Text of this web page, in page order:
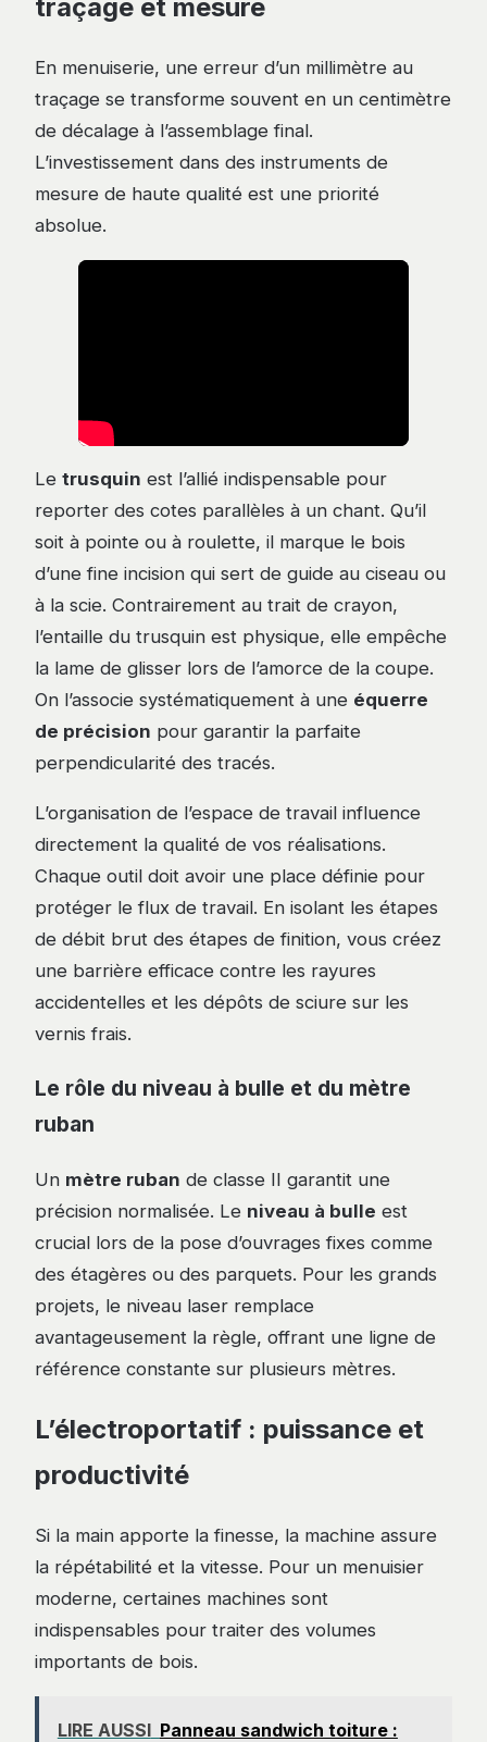
traçage et mesure
En menuiserie, une erreur d’un millimètre au
traçage se transforme souvent en un centimètre
de décalage à l’assemblage final.
L’investissement dans des instruments de
mesure de haute qualité est une priorité
absolue.
Le trusquin est l’allié indispensable pour
reporter des cotes parallèles à un chant. Qu’il
soit à pointe ou à roulette, il marque le bois
d’une fine incision qui sert de guide au ciseau ou
à la scie. Contrairement au trait de crayon,
l’entaille du trusquin est physique, elle empêche
la lame de glisser lors de l’amorce de la coupe.
On l’associe systématiquement à une équerre
de précision pour garantir la parfaite
perpendicularité des tracés.
L’organisation de l’espace de travail influence
directement la qualité de vos réalisations.
Chaque outil doit avoir une place définie pour
protéger le flux de travail. En isolant les étapes
de débit brut des étapes de finition, vous créez
une barrière efficace contre les rayures
accidentelles et les dépôts de sciure sur les
vernis frais.
Le rôle du niveau à bulle et du mètre
ruban
Un mètre ruban de classe II garantit une
précision normalisée. Le niveau à bulle est
crucial lors de la pose d’ouvrages fixes comme
des étagères ou des parquets. Pour les grands
projets, le niveau laser remplace
avantageusement la règle, offrant une ligne de
référence constante sur plusieurs mètres.
L’électroportatif : puissance et
productivité
Si la main apporte la finesse, la machine assure
la répétabilité et la vitesse. Pour un menuisier
moderne, certaines machines sont
indispensables pour traiter des volumes
importants de bois.
LIRE AUSSI Panneau sandwich toiture :